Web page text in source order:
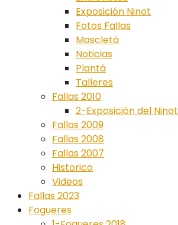
Exposición Ninot
Fotos Fallas
Mascletá
Noticias
Plantà
Talleres
Fallas 2010
2-Exposición del Ninot
Fallas 2009
Fallas 2008
Fallas 2007
Historico
Videos
Fallas 2023
Fogueres